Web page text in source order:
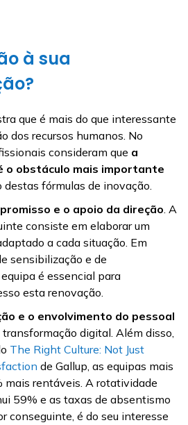
à sua
que é mais do que interessante
dos recursos humanos. No
consideram que a
o obstáculo mais importante
fórmulas de inovação.
e o apoio da direção. A
consiste em elaborar um
a cada situação. Em
sensibilização e de
é essencial para
esta renovação.
e o envolvimento do pessoal
digital. Além disso,
The Right Culture: Not Just
de Gallup, as equipas mais
mais rentáveis. A rotatividade
59% e as taxas de absentismo
conseguinte, é do seu interesse